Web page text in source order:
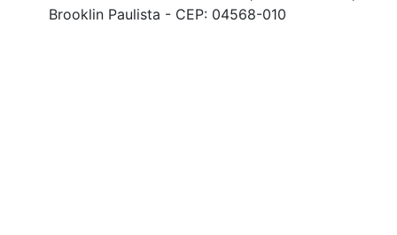
Brooklin Paulista - CEP: 04568-010